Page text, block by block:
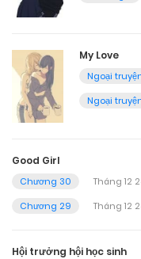
My Love
Ngoại
Ngoại
Good Girl
Chương 30
Tháng 12
Chương 29
Tháng 12
Hội trưởng hội học sinh